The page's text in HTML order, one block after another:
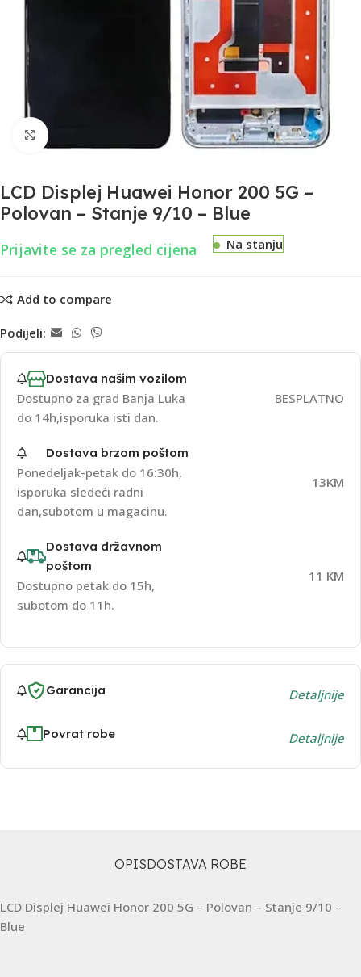
Uvećaj
LCD Displej Huawei Honor 200 5G –
Polovan – Stanje 9/10 – Blue
Prijavite se za pregled cijena Na stanju
Add to compare
Podijeli:
Dostava našim vozilom
Dostupno za grad Banja Luka
do 14h,isporuka isti dan.
BESPLATNO
Dostava brzom poštom
Ponedeljak-petak do 16:30h,
isporuka sledeći radni
dan,subotom u magacinu.
13KM
Dostava državnom
poštom
Dostupno petak do 15h,
subotom do 11h.
11 KM
Garancija Detaljnije
Povrat robe Detaljnije
OPISDOSTAVA ROBE
LCD Displej Huawei Honor 200 5G – Polovan – Stanje 9/10 –
Blue